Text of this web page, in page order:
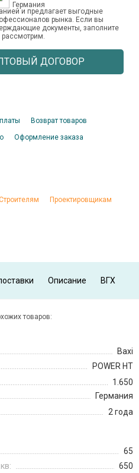
Германия
и предлагает выгодные
рынка. Если вы
документы, заполните
ДОГОВОР
Возврат товаров
Оформление заказа
Проектировщикам
Описание ВГХ
товаров:
Baxi
POWER HT
1.650
Германия
2 года
65
650